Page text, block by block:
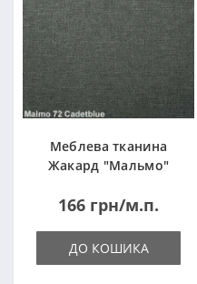
Меблева тканина
Жакард "Мальмо"
166 грн/м.п.
ДО КОШИКА